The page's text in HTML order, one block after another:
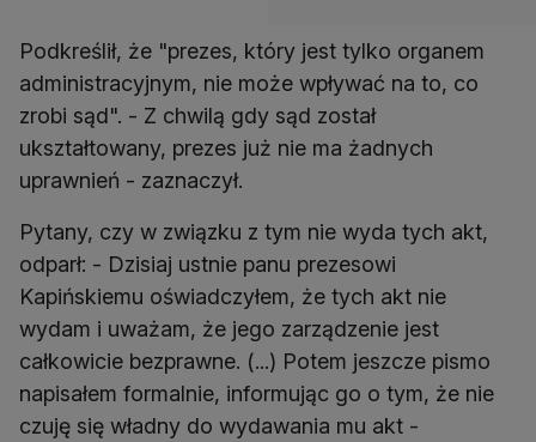
Podkreślił, że "prezes, który jest tylko organem
administracyjnym, nie może wpływać na to, co
zrobi sąd". - Z chwilą gdy sąd został
ukształtowany, prezes już nie ma żadnych
uprawnień - zaznaczył.
Pytany, czy w związku z tym nie wyda tych akt,
odparł: - Dzisiaj ustnie panu prezesowi
Kapińskiemu oświadczyłem, że tych akt nie
wydam i uważam, że jego zarządzenie jest
całkowicie bezprawne. (...) Potem jeszcze pismo
napisałem formalnie, informując go o tym, że nie
czuję się władny do wydawania mu akt -